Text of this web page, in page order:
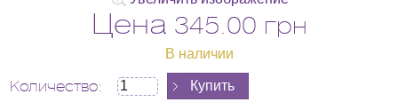
Цена 345.00 грн
В наличии
Количество: